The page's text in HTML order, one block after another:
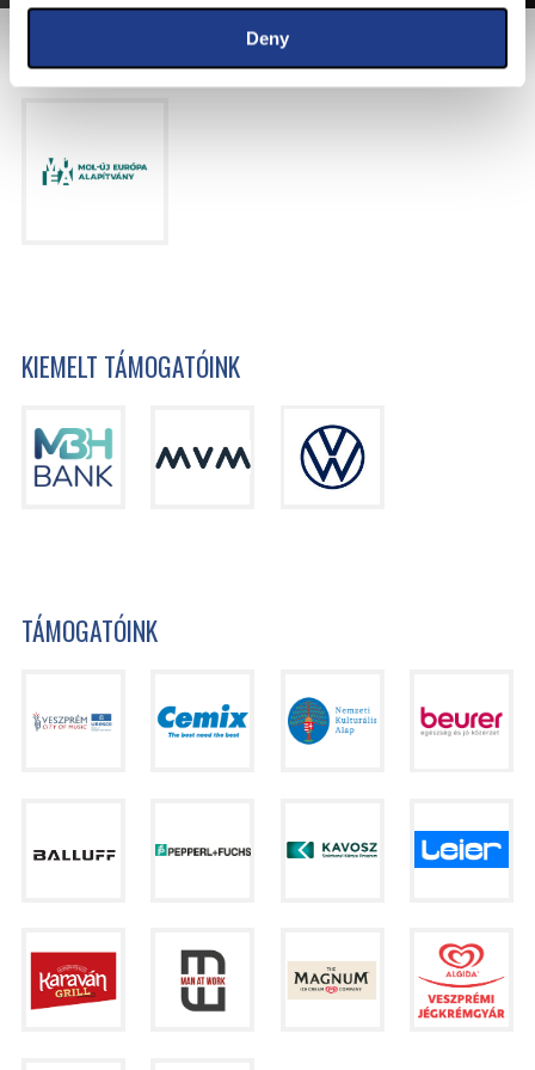
Deny
FŐTÁMOGATÓNK
KIEMELT TÁMOGATÓINK
TÁMOGATÓINK